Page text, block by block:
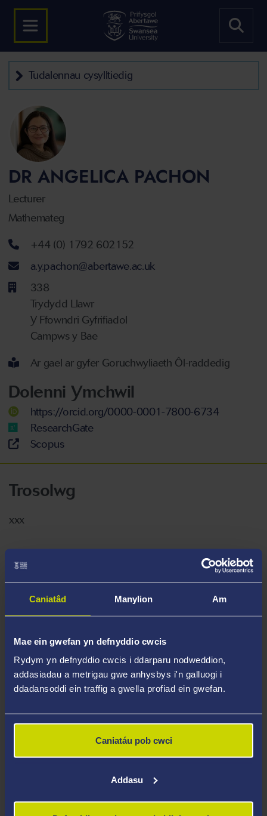
Caniatâd Manylion Am
Mae ein gwefan yn defnyddio cwcis
Rydym yn defnyddio cwcis i ddarparu nodweddion,
addasiadau a metrigau gwe anhysbys i'n galluogi i
ddadansoddi ein traffig a gwella profiad ein gwefan.
Caniatáu pob cwci
Addasu
Tudalennau cysylltiedig
DR ANGELICA PACHON
Lecturer
Mathemateg
Rhif ffôn+44 (0) 1792 602152
Cyfeiriad ebost
a.y.pachon@abertawe.ac.uk
338
Trydydd Llawr
Y Ffowndri Gyfrifiadol
Campws y Bae
Ar gael ar gyfer Goruchwyliaeth Ôl-raddedig
Dolenni Ymchwil
https://orcid.org/0000-0001-7800-6734
ResearchGate
Scopus
Trosolwg
xxx
xxx
Uchafbwyntiau Gyrfa
Diddordebau Addysgu
Ymchwil